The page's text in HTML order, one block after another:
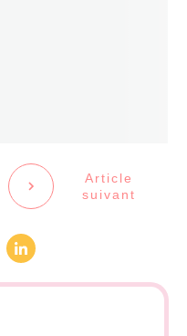
Article
suivant